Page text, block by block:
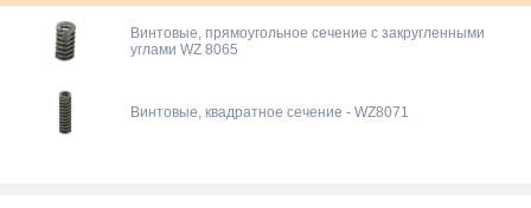
Винтовые, прямоугольное сечение с закругленными
углами WZ 8065
Винтовые, квадратное сечение - WZ8071